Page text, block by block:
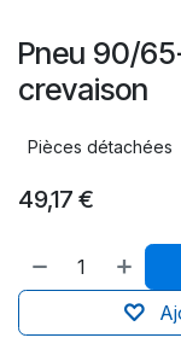
Pneu 90/
crevaison
Pièces détachées
49,17 €